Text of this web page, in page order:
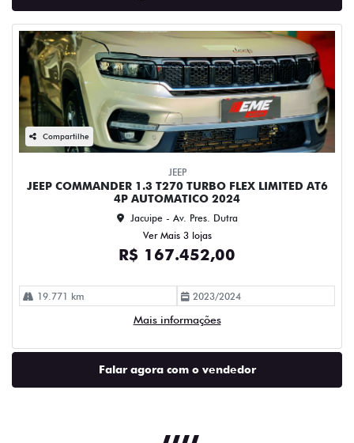
Compartilhe
JEEP
JEEP COMMANDER 1.3 T270 TURBO FLEX LIMITED AT6
4P AUTOMATICO 2024
Jacuipe - Av. Pres. Dutra
Ver Mais 3 lojas
R$ 167.452,00
19.771 km 2023/2024
Mais informações
Falar agora com o vendedor